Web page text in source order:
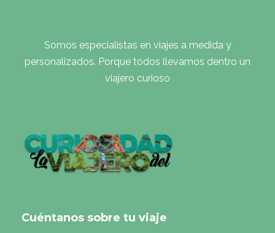
Somos especialistas en viajes a medida y
personalizados. Porque todos llevamos dentro un
viajero curioso
Cuéntanos sobre tu viaje